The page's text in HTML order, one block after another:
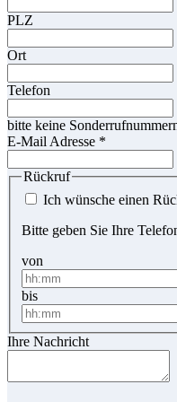
PLZ
Ort
Telefon
bitte keine
E-Mail Adresse *
Rückruf
Ich wünsche einen
Bitte geben Sie Ihre
von
bis
Ihre Nachricht